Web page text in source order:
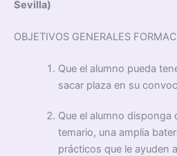
Sevilla)
OBJETIVOS GENERALES
Que el alumno pueda
sacar plaza en su
Que el alumno disponga
temario, una amplia
prácticos que le ayuden